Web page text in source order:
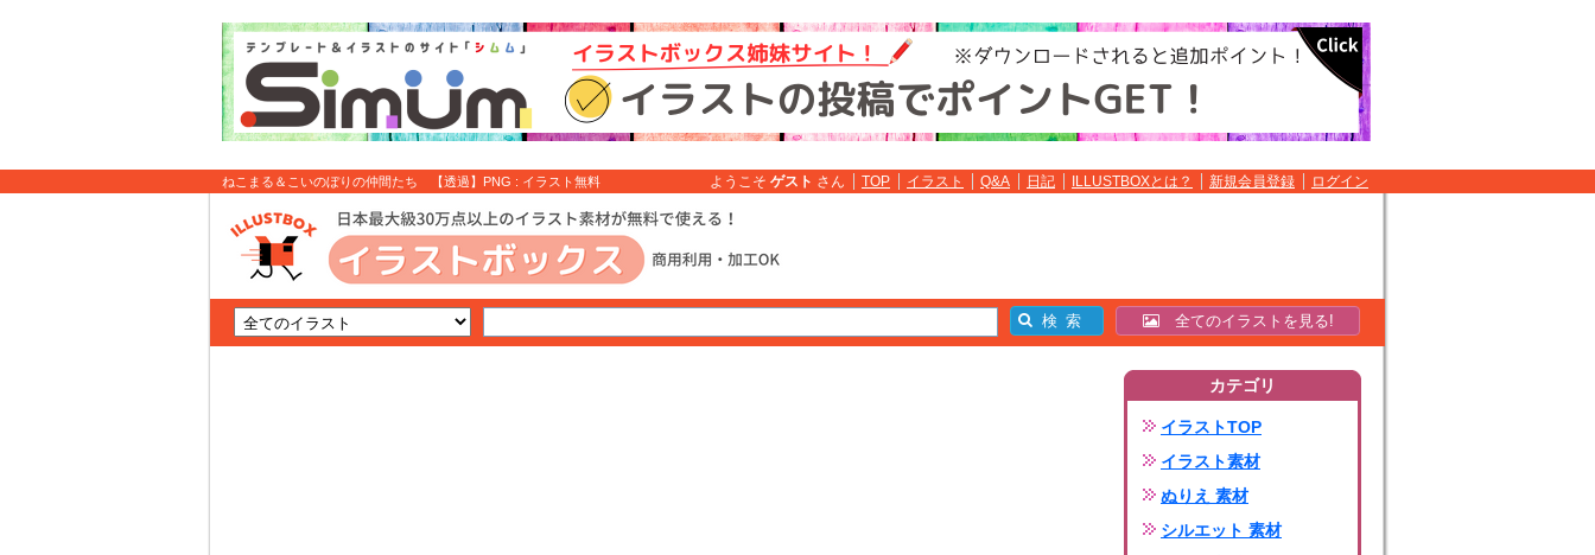
ねこまる＆こいのぼりの仲間たち 【透過】PNG : イラスト無料 ようこそ ゲスト さん TOP イラスト Q&A 日記 ILLUSTBOXとは？ 新規会員登録 ログイン
全てのイラストを見る!
カテゴリ
イラストTOP
イラスト素材
ぬりえ 素材
シルエット 素材